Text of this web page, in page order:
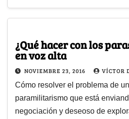
¿Qué hacer con los
en voz alta
NOVIEMBRE 23, 2016 VÍCTOR
Cómo resolver el problema de
paramilitarismo que está
negociación y deseoso de